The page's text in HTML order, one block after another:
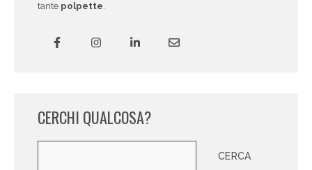
tante polpette.
CERCHI QUALCOSA?
CERCA